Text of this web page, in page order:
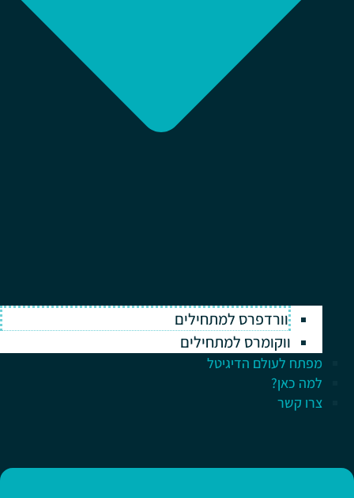
וורדפרס למתחילים
ווקומרס למתחילים
מפתח לעולם הדיגיטל
למה כאן?
צרו קשר